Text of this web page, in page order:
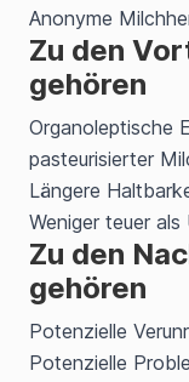
Anonyme
Zu den
gehören
Organoleptische
pasteurisierter
Längere
Weniger teuer
Zu den
gehören
Potenzielle
Potenzielle